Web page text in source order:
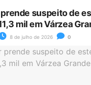
suspeito de
mil em Várzea
8 de julho de 2026 0